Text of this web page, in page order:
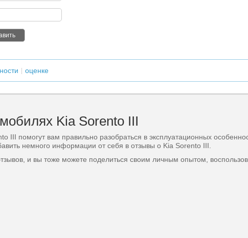
оценке
Kia Sorento III
III помогут вам правильно разобраться в эксплуатационных
немного информации от себя в отзывы о Kia Sorento III.
и вы тоже можете поделиться своим личным опытом,